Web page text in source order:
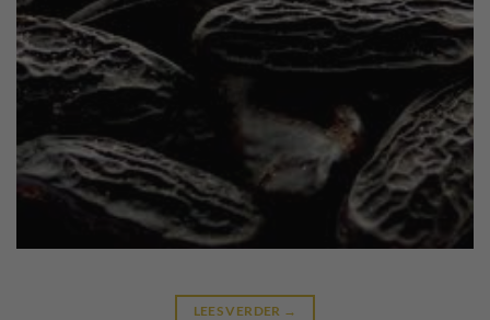
LEES VERDER →